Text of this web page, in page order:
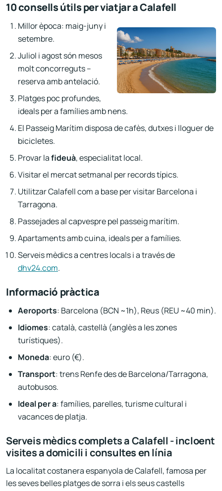
10 consells útils per viatjar a Calafell
Millor època: maig-juny i
setembre.
Juliol i agost són mesos
molt concorreguts –
reserva amb antelació.
Platges poc profundes,
ideals per a famílies amb nens.
El Passeig Marítim disposa de cafès, dutxes i lloguer de
bicicletes.
Provar lafideuà, especialitat local.
Visitar el mercat setmanal per records típics.
Utilitzar Calafell com a base per visitar Barcelona i
Tarragona.
Passejades al capvespre pel passeig marítim.
Apartaments amb cuina, ideals per a famílies.
Serveis mèdics a centres locals i a través de
dhv24.com.
Informació pràctica
Aeroports: Barcelona (BCN ~1h), Reus (REU ~40 min).
Idiomes: català, castellà (anglès a les zones
turístiques).
Moneda: euro (€).
Transport: trens Renfe des de Barcelona/Tarragona,
autobusos.
Ideal per a: famílies, parelles, turisme cultural i
vacances de platja.
Serveis mèdics complets a Calafell - incloent
visites a domicili i consultes en línia
La localitat costanera espanyola de Calafell, famosa per
les seves belles platges de sorra i els seus castells